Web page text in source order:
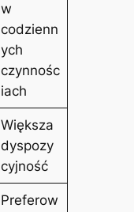
w
codzienn
ych
czynnośc
iach
Większa
dyspozy
cyjność
Preferow